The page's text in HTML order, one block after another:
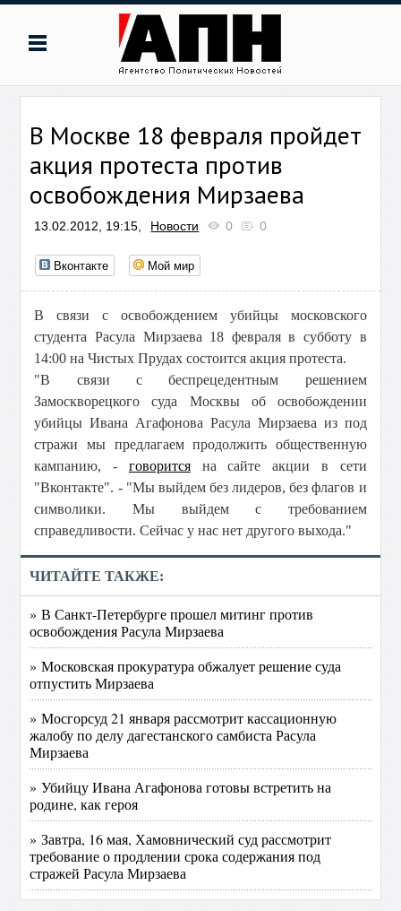
В Москве 18 февраля пройдет
акция протеста против
освобождения Мирзаева
13.02.2012, 19:15, Новости 0 0
Вконтакте Мой мир
В связи с освобождением убийцы московского
студента Расула Мирзаева 18 февраля в субботу в
14:00 на Чистых Прудах состоится акция протеста.
"В связи с беспрецедентным решением
Замоскворецкого суда Москвы об освобождении
убийцы Ивана Агафонова Расула Мирзаева из под
стражи мы предлагаем продолжить общественную
кампанию, - говоритсяна сайте акции в сети
"Вконтакте". - "Мы выйдем без лидеров, без флагов и
символики. Мы выйдем с требованием
справедливости. Сейчас у нас нет другого выхода."
ЧИТАЙТЕ ТАКЖЕ:
» В Санкт-Петербурге прошел митинг против
освобождения Расула Мирзаева
» Московская прокуратура обжалует решение суда
отпустить Мирзаева
» Мосгорсуд 21 января рассмотрит кассационную
жалобу по делу дагестанского самбиста Расула
Мирзаева
» Убийцу Ивана Агафонова готовы встретить на
родине, как героя
» Завтра, 16 мая, Хамовнический суд рассмотрит
требование о продлении срока содержания под
стражей Расула Мирзаева